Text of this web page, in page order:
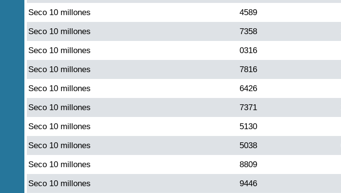
Seco 10 millones 4589
Seco 10 millones 7358
Seco 10 millones 0316
Seco 10 millones 7816
Seco 10 millones 6426
Seco 10 millones 7371
Seco 10 millones 5130
Seco 10 millones 5038
Seco 10 millones 8809
Seco 10 millones 9446